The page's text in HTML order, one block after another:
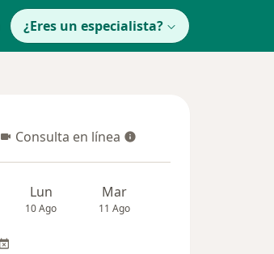
¿Eres un especialista?
Consulta en línea
Consulta en línea
Lun
10 Ago
Mar
11 Ago